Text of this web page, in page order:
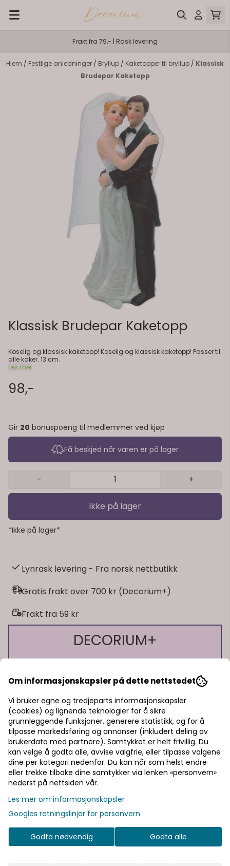
Hopp til innhold
Frakt fra 79,- | Rask levering
Hjem / Festlige anledninger / Bryllup / Kaketopper til bryllup / Klassisk
Brudepar Kaketopp
Klassisk Brudepar Kaketopp
Koselig og klassisk kaketopp! Koselig og klassisk kaketopp! Passer til
Les mer
98,-
Gir 20 bonuspoeng til medlemmer ved kjøp
Få beskjed når varen er på lager
- +
Ikke på lager
*Ikke på lager*
Lynrask levering - Fra norsk nettbutikk
Gratis frakt over 700 kr (Decorium+)
Frakt fra 59 kr
DECORIUM+
Få mer som kundeklubbmedlem 🎊
🎁 10% bonus på alt du handler!
🎁 15% rabatt på ett kjøp
🎁 Gratis frakt over 700 kr
Pst! Husk å logge inn!
Bli medlem - få gratis frakt fra 700 kr
Informasjon
Koselig og klassisk kaketopp!
På lager
Om informasjonskapsler på dette nettstedet
Vi bruker egne og tredjeparts informasjonskapsler
(cookies) og lignende teknologier for å sikre
grunnleggende funksjoner, generere statistikk, og for å
tilpasse markedsføring og annonser (inkludert deling av
brukerdata med partnere). Samtykket er helt frivillig. Du
kan velge å godta alle, avvise valgfrie, eller tilpasse valgene
dine per kategori nedenfor. Du kan når som helst endre
eller trekke tilbake dine samtykker via lenken «personvern»
nederst på nettsiden vår.
Les mer om informasjonskapsler
Googles retningslinjer for personvern
Godta nødvendig Godta alle